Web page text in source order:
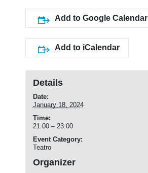
Add to Google Calendar
Add to iCalendar
Details
Date:
January 18, 2024
Time:
21:00 – 23:00
Event Category:
Teatro
Organizer